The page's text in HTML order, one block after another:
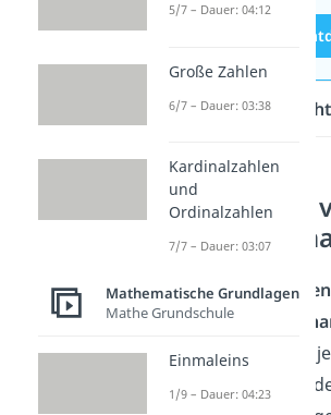
Aufgaben
Inhaltsübersicht
Was sind die
Die vier
wichtigsten
Du brauchst sie für
du lösen musst. Zu
5/7 – Dauer: 04:12
Große Zahlen
6/7 – Dauer: 03:38
Kardinalzahlen
und
Ordinalzahlen
7/7 – Dauer: 03:07
Mathematische Grundlagen
Mathe Grundschule
Einmaleins
1/9 – Dauer: 04:23